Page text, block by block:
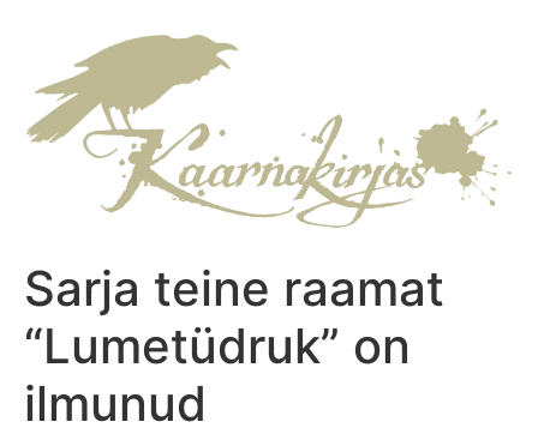
Sarja teine raamat
“Lumetüdruk” on
ilmunud